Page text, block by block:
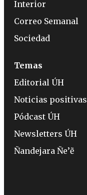
Interior
Correo Semanal
Sociedad
Temas
Editorial ÚH
Noticias positivas
Pódcast ÚH
Newsletters ÚH
Ñandejara Ñe’ẽ